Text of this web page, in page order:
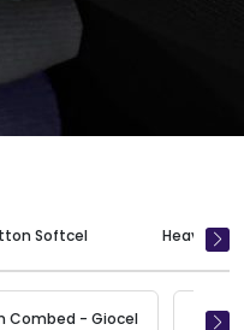
Softcel Heavy
Combed - Giocel